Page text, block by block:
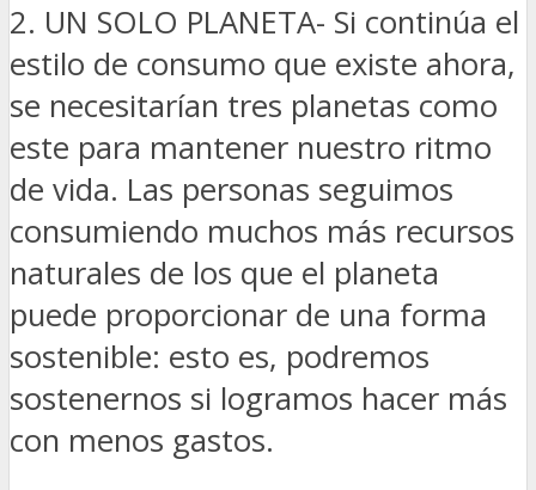
2. UN SOLO PLANETA- Si continúa el
estilo de consumo que existe ahora,
se necesitarían tres planetas como
este para mantener nuestro ritmo
de vida. Las personas seguimos
consumiendo muchos más recursos
naturales de los que el planeta
puede proporcionar de una forma
sostenible: esto es, podremos
sostenernos si logramos hacer más
con menos gastos.